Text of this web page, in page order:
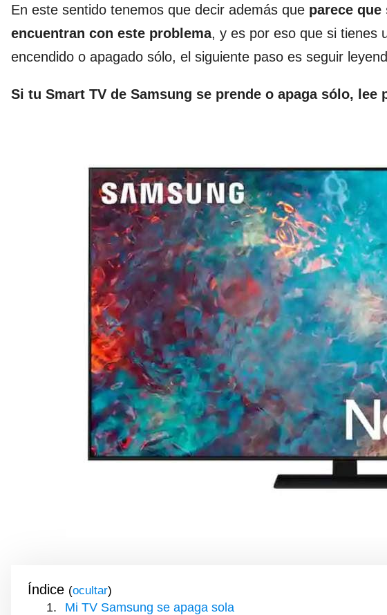
En este sentido tenemos que decir además que parece
encuentran con este problema, y es por eso que si tienes
encendido o apagado sólo, el siguiente paso es seguir
Si tu Smart TV de Samsung se prende o apaga sólo,
Índice ( )
Mi TV Samsung se apaga sola